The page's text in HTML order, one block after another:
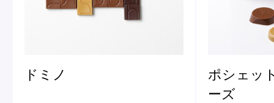
Journal & Informations
5〜14日
熨斗・包装タ
包装あり
ドミノ
ポシェッ
ーズ